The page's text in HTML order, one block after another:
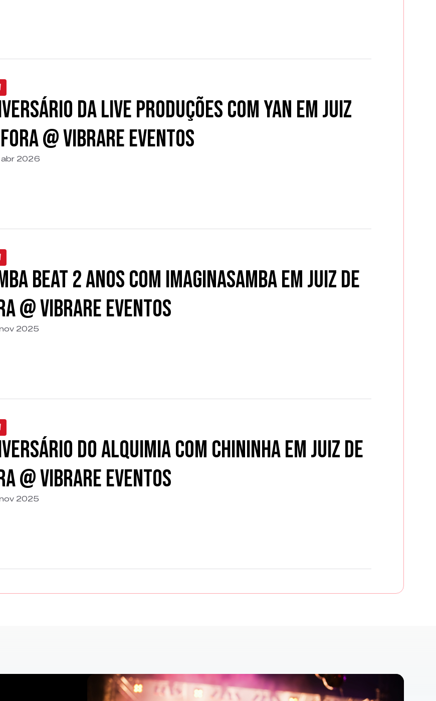
da Live Produções com Yan em Juiz
@ Vibrare Eventos
2026
Beat 2 anos com Imaginasamba em Juiz de
@ Vibrare Eventos
2025
do Alquimia com Chininha em Juiz de
@ Vibrare Eventos
2025